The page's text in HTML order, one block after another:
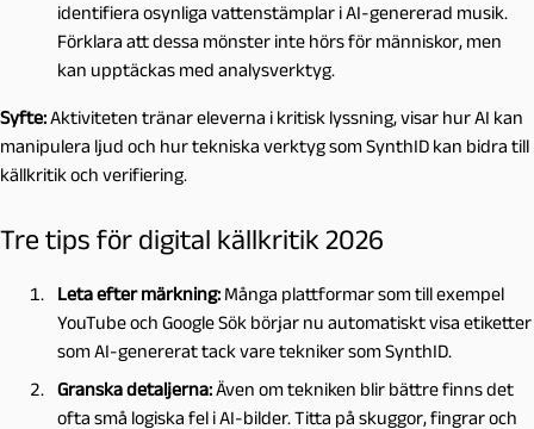
identifiera osynliga vattenstämplar i AI-genererad musik.
Förklara att dessa mönster inte hörs för människor, men
kan upptäckas med analysverktyg.
Syfte:Aktiviteten tränar eleverna i kritisk lyssning, visar hur AI kan
manipulera ljud och hur tekniska verktyg som SynthID kan bidra till
källkritik och verifiering.
Tre tips för digital källkritik 2026
Leta efter märkning: Många plattformar som till exempel
YouTube och Google Sök börjar nu automatiskt visa etiketter
som AI-genererat tack vare tekniker som SynthID.
Granska detaljerna:Även om tekniken blir bättre finns det
ofta små logiska fel i AI-bilder. Titta på skuggor, fingrar och